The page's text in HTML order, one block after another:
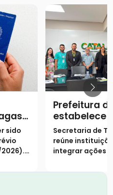
sido
Prefeitura
estabelece
unificada
Secretaria de
reúne
integrar ações
mercado local